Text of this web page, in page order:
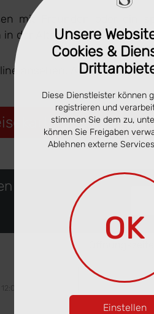
mit Freunden oder ein
in der Altstadt.
ansehen. Ausgewählte
ansehen &
12:00 - 22:00 Uhr
Donnerstag
Unsere
Cookies &
Diese Dienstleister können
registrieren und
stimmen Sie dem zu,
können Sie Freigaben
Ablehnen externe
OK
Einstellen